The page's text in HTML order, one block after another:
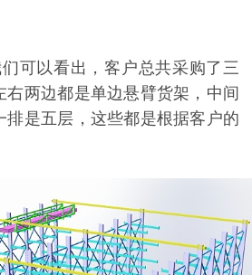
可以看出，客户总共采购了三
右两边都是单边悬臂货架，中间
排是五层，这些都是根据客户的